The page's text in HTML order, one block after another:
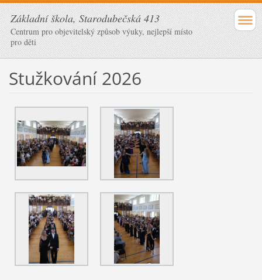
Základní škola, Starodubečská 413
Centrum pro objevitelský způsob výuky, nejlepší místo
pro děti
Stužkování 2026